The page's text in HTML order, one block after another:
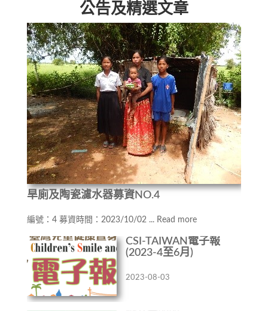
公告及精選文章
旱廁及陶瓷濾水器募資NO.4
編號：4 募資時間：2023/10/02 ... Read more
CSI-TAIWAN電子報
(2023-4至6月)
2023-08-03